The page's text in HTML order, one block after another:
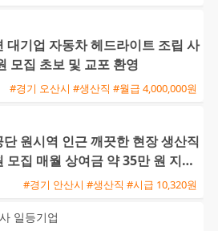
대기업 자동차 헤드라이트 조립 사
모집 초보 및 교포 환영
#경기 오산시 #생산직 #월급 4,000,000원
단 원시역 인근 깨끗한 현장 생산직
모집 매월 상여금 약 35만 원 지급
세끼 제공
#경기 안산시 #생산직 #시급 10,320원
일등기업